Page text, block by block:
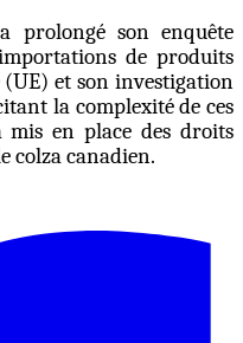
prolongé son enquête
de produits
et son investigation
la complexité de ces
mis en place des droits
colza canadien.